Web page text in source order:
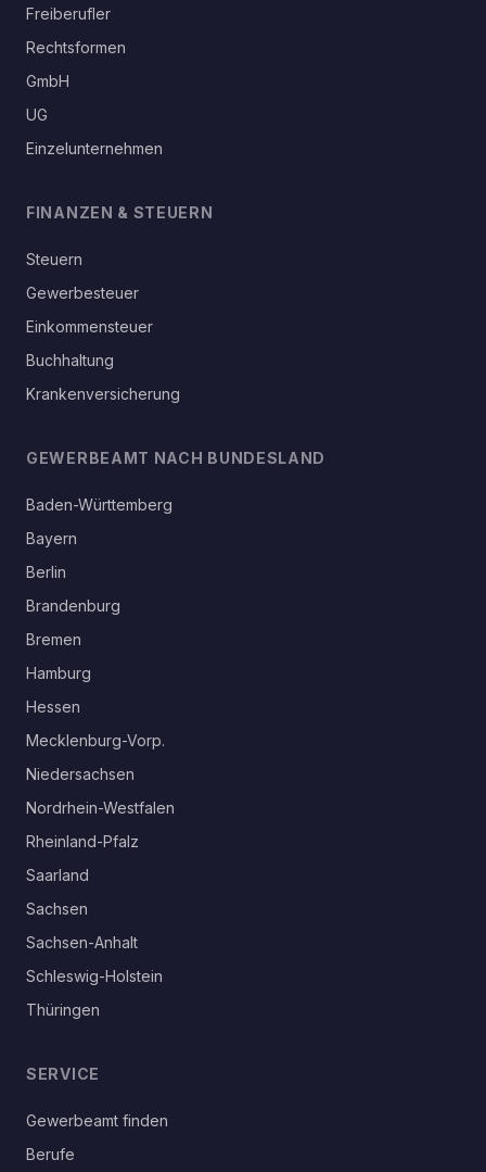
Freiberufler
Rechtsformen
GmbH
UG
Einzelunternehmen
FINANZEN & STEUERN
Steuern
Gewerbesteuer
Einkommensteuer
Buchhaltung
Krankenversicherung
GEWERBEAMT NACH BUNDESLAND
Baden-Württemberg
Bayern
Berlin
Brandenburg
Bremen
Hamburg
Hessen
Mecklenburg-Vorp.
Niedersachsen
Nordrhein-Westfalen
Rheinland-Pfalz
Saarland
Sachsen
Sachsen-Anhalt
Schleswig-Holstein
Thüringen
SERVICE
Gewerbeamt finden
Berufe